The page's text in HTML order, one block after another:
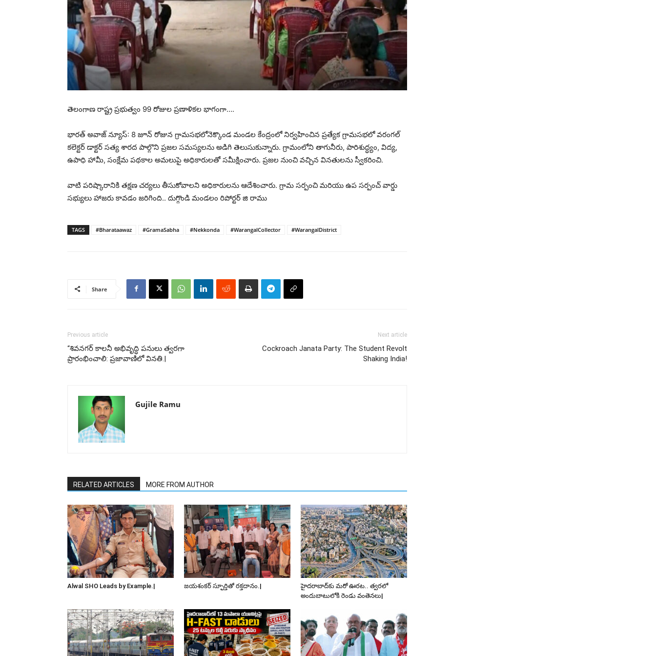
తెలంగాణ రాష్ట్ర ప్రభుత్వం 99 రోజుల ప్రణాళికల భాగంగా….
భారత్ అవాజ్ న్యూస్: 8 జూన్ రోజున గ్రామసభలోనెక్కొండ మండల కేంద్రంలో నిర్వహించిన ప్రత్యేక గ్రామసభలో వరంగల్
కలెక్టర్ డాక్టర్ సత్య శారద పాల్గొని ప్రజల సమస్యలను అడిగి తెలుసుకున్నారు. గ్రామంలోని తాగునీరు, పారిశుద్ధ్యం, విద్య,
ఉపాధి హామీ, సంక్షేమ పథకాల అమలుపై అధికారులతో సమీక్షించారు. ప్రజల నుంచి వచ్చిన వినతులను స్వీకరించి.
వాటి పరిష్కారానికి తక్షణ చర్యలు తీసుకోవాలని అధికారులను ఆదేశించారు. గ్రామ సర్పంచి మరియు ఉప సర్పంచ్ వార్డు
సభ్యులు హాజరు కావడం జరిగింది.. దుగ్గొండి మండలం రిపోర్టర్ జి రాము
TAGS #Bharataawaz #GramaSabha #Nekkonda #WarangalCollector #WarangalDistrict
Share
Previous article
“శివనగర్ కాలనీ అభివృద్ధి పనులు త్వరగా
ప్రారంభించాలి: ప్రజావాణిలో వినతి.|
Next article
Cockroach Janata Party: The Student Revolt
Shaking India!
Gujile Ramu
RELATED ARTICLES MORE FROM AUTHOR
Alwal SHO Leads by Example.| జయశంకర్ స్ఫూర్తితో రక్తదానం.|
హైదరాబాద్‌కు మరో ఊరట.. త్వరలో
అందుబాటులోకి రెండు వంతెనలు|